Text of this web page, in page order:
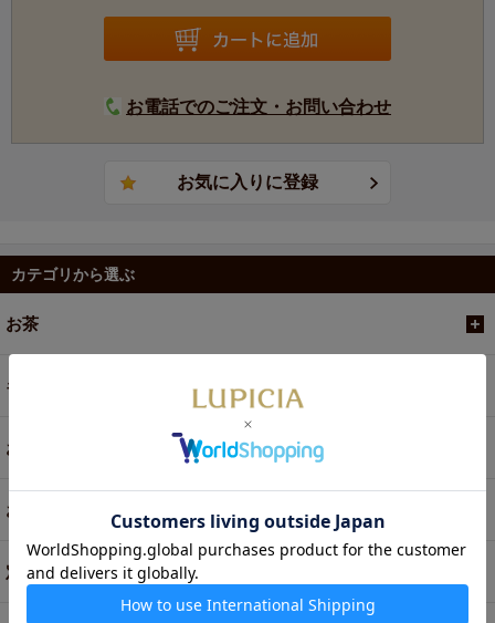
お電話でのご注文・お問い合わせ
カテゴリから選ぶ
お茶
ギフト
お菓子・食品・飲料
お買い得商品
定期便